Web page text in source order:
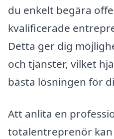
du enkelt begära
kvalificerade
Detta ger dig
och tjänster, vilket
bästa lösningen för
Att anlita en
totalentreprenör